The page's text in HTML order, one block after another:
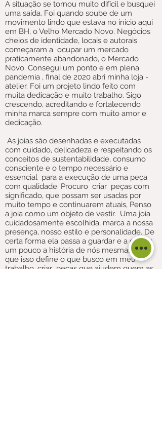
A situação se tornou muito difícil e busquei
uma saída. Foi quando soube de um
movimento lindo que estava no inicio aqui
em BH, o Velho Mercado Novo. Negócios
cheios de identidade, locais e autorais
começaram a ocupar um mercado
praticamente abandonado, o Mercado
Novo. Consegui um ponto e em plena
pandemia , final de 2020 abri minha loja -
atelier. Foi um projeto lindo feito com
muita dedicação e muito trabalho. Sigo
crescendo, acreditando e fortalecendo
minha marca sempre com muito amor e
dedicação.
As joias são desenhadas e executadas
com cuidado, delicadeza e respeitando os
conceitos de sustentabilidade, consumo
consciente e o tempo necessário e
essencial para a execução de uma peça
com qualidade. Procuro criar peças com
significado, que possam ser usadas por
muito tempo e continuarem atuais, Penso
a joia como um objeto de vestir. Uma joia
cuidadosamente escolhida, marca a nossa
presença, nosso estilo e personalidade. De
certa forma ela passa a guardar e a contar
um pouco a história de nós mesmas. Acho
que isso define o que busco em meu
trabalho, criar peças que ajudem quem as